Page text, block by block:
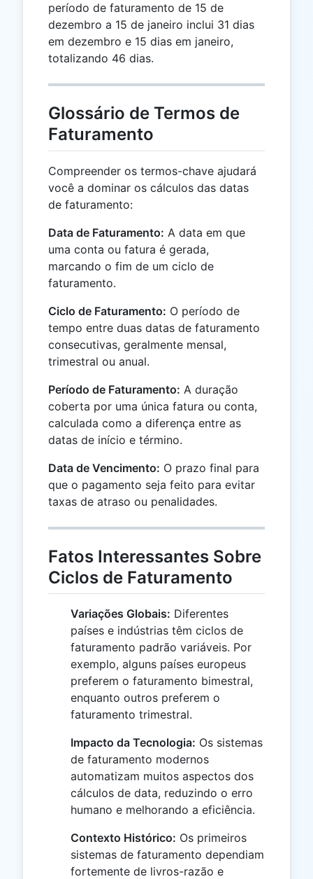
período de faturamento de 15 de
dezembro a 15 de janeiro inclui 31 dias
em dezembro e 15 dias em janeiro,
totalizando 46 dias.
Glossário de Termos de
Faturamento
Compreender os termos-chave ajudará
você a dominar os cálculos das datas
de faturamento:
Data de Faturamento: A data em que
uma conta ou fatura é gerada,
marcando o fim de um ciclo de
faturamento.
Ciclo de Faturamento: O período de
tempo entre duas datas de faturamento
consecutivas, geralmente mensal,
trimestral ou anual.
Período de Faturamento: A duração
coberta por uma única fatura ou conta,
calculada como a diferença entre as
datas de início e término.
Data de Vencimento: O prazo final para
que o pagamento seja feito para evitar
taxas de atraso ou penalidades.
Fatos Interessantes Sobre
Ciclos de Faturamento
Variações Globais: Diferentes
países e indústrias têm ciclos de
faturamento padrão variáveis. Por
exemplo, alguns países europeus
preferem o faturamento bimestral,
enquanto outros preferem o
faturamento trimestral.
Impacto da Tecnologia: Os sistemas
de faturamento modernos
automatizam muitos aspectos dos
cálculos de data, reduzindo o erro
humano e melhorando a eficiência.
Contexto Histórico: Os primeiros
sistemas de faturamento dependiam
fortemente de livros-razão e